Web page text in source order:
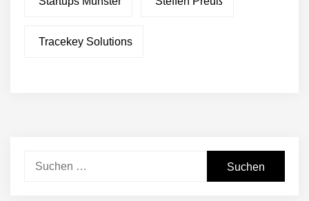
Tracekey Solutions
Suchen